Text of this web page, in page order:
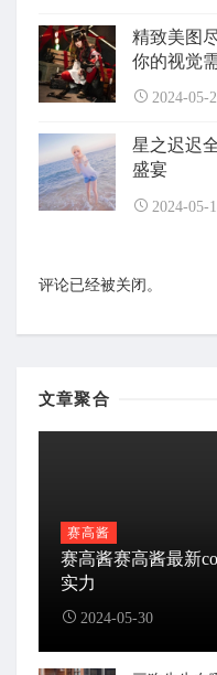
精致美图
你的视觉
2024-05-
星之迟迟
盛宴
2024-05-
评论已经被关闭。
文章聚合
赛高酱
赛高酱赛高酱最新
实力
2024-05-30